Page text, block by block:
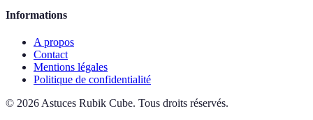
Informations
A propos
Contact
Mentions légales
Politique de confidentialité
© 2026 Astuces Rubik Cube. Tous droits réservés.